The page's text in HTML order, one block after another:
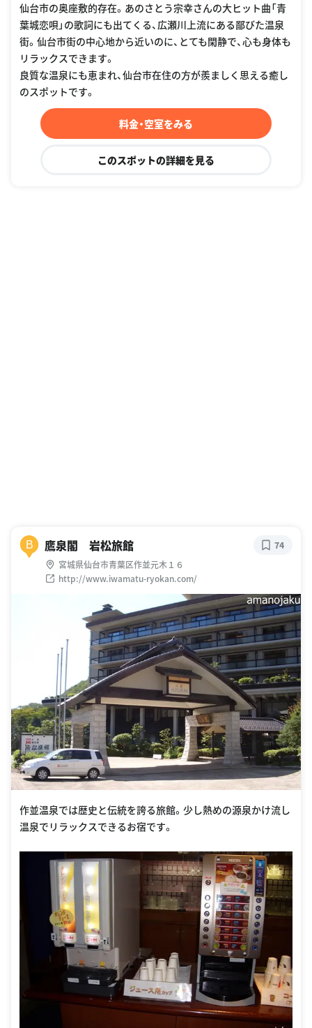
仙台市の奥座敷的存在。あのさとう宗幸さんの大ヒット曲「青
葉城恋唄」の歌詞にも出てくる、広瀬川上流にある鄙びた温泉
街。仙台市街の中心地から近いのに、とても閑静で、心も身体も
リラックスできます。
良質な温泉にも恵まれ、仙台市在住の方が羨ましく思える癒し
のスポットです。
料金・空室をみる
このスポットの詳細を見る
B 鷹泉閣 岩松旅館
宮城県仙台市青葉区作並元木１６
http://www.iwamatu-ryokan.com/
74
作並温泉では歴史と伝統を誇る旅館。少し熱めの源泉かけ流し
温泉でリラックスできるお宿です。